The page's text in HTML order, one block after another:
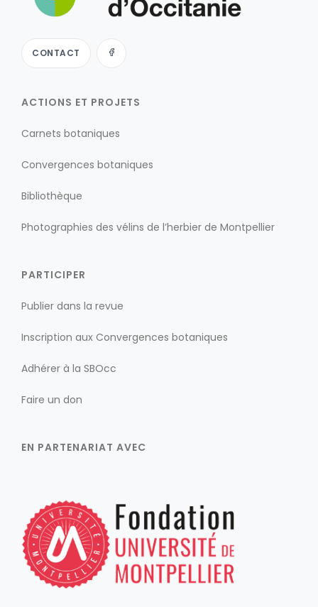
CONTACT
ACTIONS ET PROJETS
Carnets botaniques
Convergences botaniques
Bibliothèque
Photographies des vélins de l’herbier de Montpellier
PARTICIPER
Publier dans la revue
Inscription aux Convergences botaniques
Adhérer à la SBOcc
Faire un don
EN PARTENARIAT AVEC